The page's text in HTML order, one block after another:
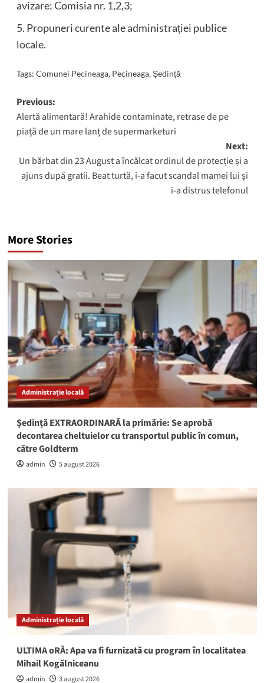
avizare: Comisia nr. 1,2,3;
5. Propuneri curente ale administrației publice
locale.
Tags: Comunei Pecineaga, Pecineaga, Ședință
Post
navigation
Previous:
Alertă alimentară! Arahide contaminate, retrase de pe
piață de un mare lanț de supermarketuri
Next:
Un bărbat din 23 August a încălcat ordinul de protecție și a
ajuns după gratii. Beat turtă, i-a facut scandal mamei lui și
i-a distrus telefonul
More Stories
Administrație locală
Ședință EXTRAORDINARĂ la primărie: Se aprobă
decontarea cheltuielor cu transportul public în comun,
către Goldterm
admin 5 august 2026
Administrație locală
ULTIMA oRĂ: Apa va fi furnizată cu program în localitatea
Mihail Kogălniceanu
admin 3 august 2026